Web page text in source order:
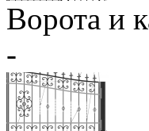
Ворота и
-